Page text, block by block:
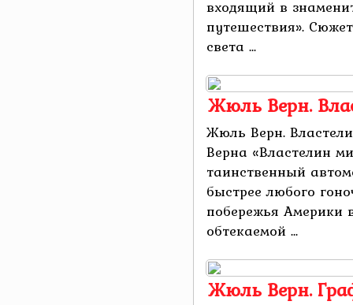
входящий в
путешествия».
света ...
Жюль Верн.
Жюль Верн.
Верна «Властелин
таинственный
быстрее любого
побережья Америки
обтекаемой ...
Жюль Верн.